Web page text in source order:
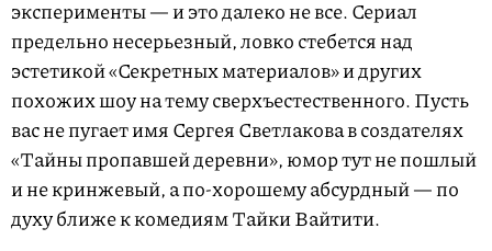
эксперименты — и это далеко не все. Сериал
предельно несерьезный, ловко стебется над
эстетикой «Секретных материалов» и других
похожих шоу на тему сверхъестественного. Пусть
вас не пугает имя Сергея Светлакова в создателях
«Тайны пропавшей деревни», юмор тут не пошлый
и не кринжевый, а по-хорошему абсурдный — по
духу ближе к комедиям Тайки Вайтити.